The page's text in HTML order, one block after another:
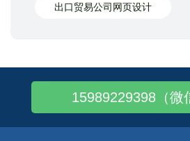
出口贸易公司网页设计
15989229398（微